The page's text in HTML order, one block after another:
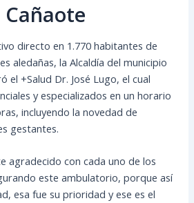
directo en 1.770 habitantes de
aledañas, la Alcaldía del municipio
el +Salud Dr. José Lugo, el cual
y especializados en un horario
incluyendo la novedad de
gestantes.
agradecido con cada uno de los
este ambulatorio, porque así
esa fue su prioridad y ese es el